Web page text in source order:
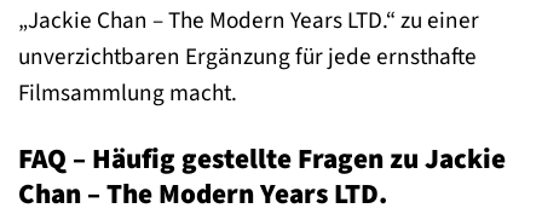
„Jackie Chan – The Modern Years LTD.“ zu einer
unverzichtbaren Ergänzung für jede ernsthafte
Filmsammlung macht.
FAQ – Häufig gestellte Fragen zu Jackie
Chan – The Modern Years LTD.